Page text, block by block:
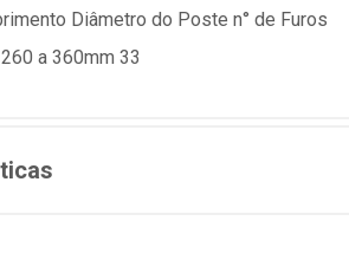
Diâmetro do Poste n° de Furos
a 360mm 33